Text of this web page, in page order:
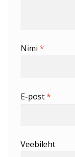
Nimi *
E-post*
Veebileht